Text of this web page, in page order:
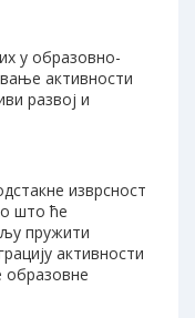
у образовно-
активности
развој и
изврсност
што ће
пружити
активности
образовне